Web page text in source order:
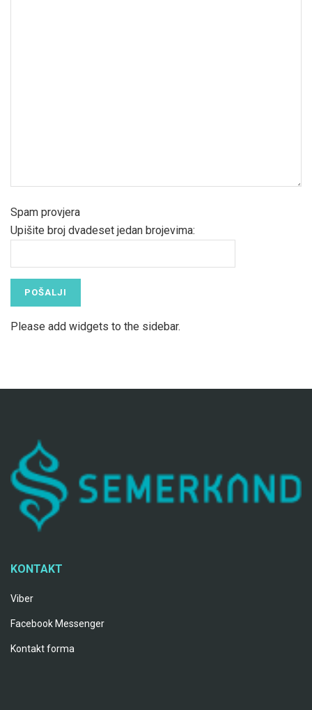
Spam provjera
Upišite broj dvadeset jedan brojevima:
Please add widgets to the sidebar.
KONTAKT
Viber
Facebook Messenger
Kontakt forma